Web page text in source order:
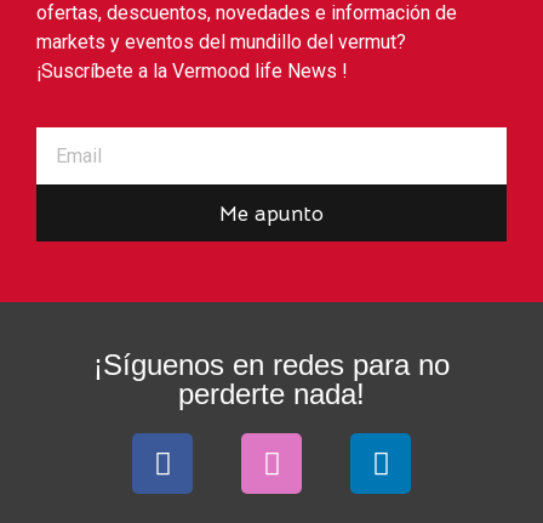
ofertas, descuentos, novedades e información de
markets y eventos del mundillo del vermut?
¡Suscríbete a la Vermood life News !
Me apunto
¡Síguenos en redes para no
perderte nada!